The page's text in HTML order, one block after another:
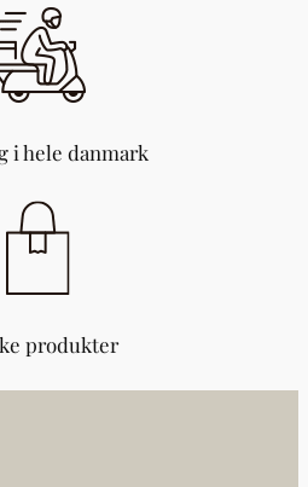
i hele danmark
produkter